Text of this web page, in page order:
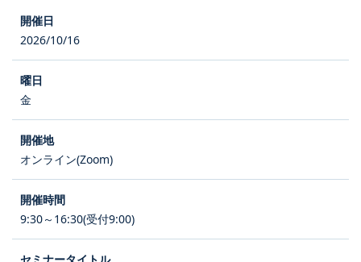
2026/10/16
金
オンライン(Zoom)
9:30～16:30(受付9:00)